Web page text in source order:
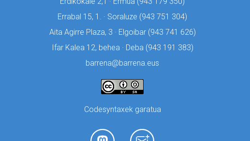
Errabal 15, 1. · Soraluze (943 751 304)
Aita Agirre Plaza, 3 · Elgoibar (943 741 626)
Ifar Kalea 12, behea · Deba (943 191 383)
barrena@barrena.eus
Codesyntaxek garatua